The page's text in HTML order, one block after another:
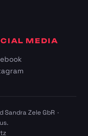
MEDIA
Sandra Zele GbR ·